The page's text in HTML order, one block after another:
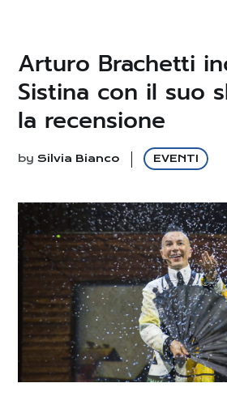
Arturo Brachetti
Sistina con il suo
la recensione
bySilvia Bianco EVENTI